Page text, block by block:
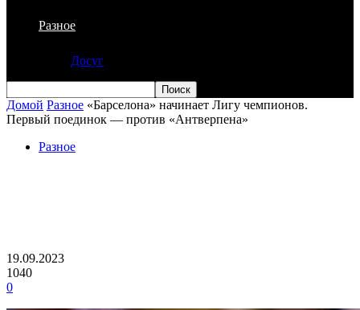
Разное
Досуг
Домой Разное «Барселона» начинает Лигу чемпионов.
Первый поединок — против «Антверпена»
Разное
19.09.2023
1040
0